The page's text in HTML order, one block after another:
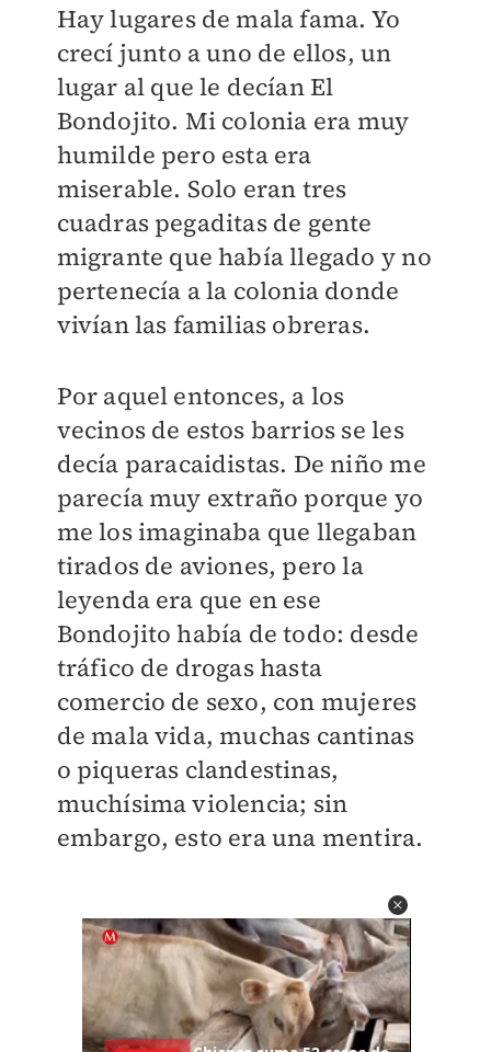
Hay lugares de mala fama. Yo
crecí junto a uno de ellos, un
lugar al que le decían El
Bondojito. Mi colonia era muy
humilde pero esta era
miserable. Solo eran tres
cuadras pegaditas de gente
migrante que había llegado y no
pertenecía a la colonia donde
vivían las familias obreras.
Por aquel entonces, a los
vecinos de estos barrios se les
decía paracaidistas. De niño me
parecía muy extraño porque yo
me los imaginaba que llegaban
tirados de aviones, pero la
leyenda era que en ese
Bondojito había de todo: desde
tráfico de drogas hasta
comercio de sexo, con mujeres
de mala vida, muchas cantinas
o piqueras clandestinas,
muchísima violencia; sin
embargo, esto era una mentira.